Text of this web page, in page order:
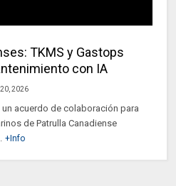
TKMS y Gastops
con IA
2026
acuerdo de colaboración para
de Patrulla Canadiense
+Info